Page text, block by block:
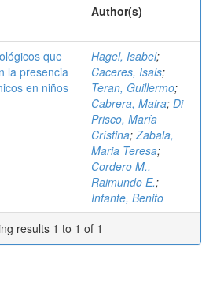
Author(s)
que
la presencia
en niños
Hagel, Isabel;
Caceres, Isais;
Teran, Guillermo;
Cabrera, Maira; Di
Prisco, María
Crístina;Zabala,
Maria Teresa;
Cordero M.,
Raimundo E.;
Infante, Benito
results 1 to 1 of 1